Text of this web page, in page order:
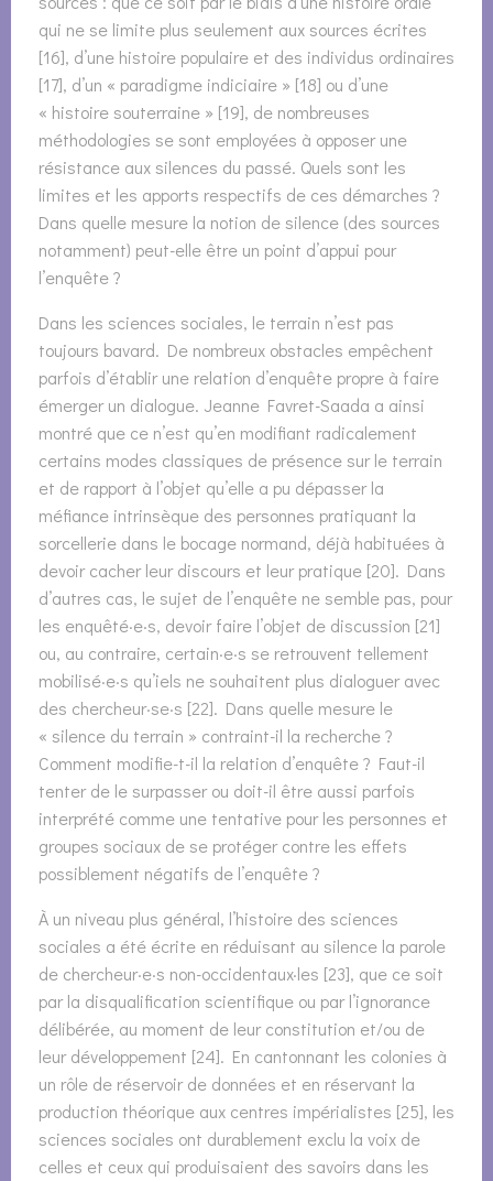
qui ne se limite plus seulement aux sources écrites
[16], d’une histoire populaire et des individus ordinaires
[17], d’un « paradigme indiciaire » [18] ou d’une
« histoire souterraine » [19], de nombreuses
méthodologies se sont employées à opposer une
résistance aux silences du passé. Quels sont les
limites et les apports respectifs de ces démarches ?
Dans quelle mesure la notion de silence (des sources
notamment) peut-elle être un point d’appui pour
l’enquête ?
Dans les sciences sociales, le terrain n’est pas
toujours bavard. De nombreux obstacles empêchent
parfois d’établir une relation d’enquête propre à faire
émerger un dialogue. Jeanne Favret-Saada a ainsi
montré que ce n’est qu’en modifiant radicalement
certains modes classiques de présence sur le terrain
et de rapport à l’objet qu’elle a pu dépasser la
méfiance intrinsèque des personnes pratiquant la
sorcellerie dans le bocage normand, déjà habituées à
devoir cacher leur discours et leur pratique [20]. Dans
d’autres cas, le sujet de l’enquête ne semble pas, pour
les enquêté·e·s, devoir faire l’objet de discussion [21]
ou, au contraire, certain·e·s se retrouvent tellement
mobilisé·e·s qu’iels ne souhaitent plus dialoguer avec
des chercheur·se·s [22]. Dans quelle mesure le
« silence du terrain » contraint-il la recherche ?
Comment modifie-t-il la relation d’enquête ? Faut-il
tenter de le surpasser ou doit-il être aussi parfois
interprété comme une tentative pour les personnes et
groupes sociaux de se protéger contre les effets
possiblement négatifs de l’enquête ?
À un niveau plus général, l’histoire des sciences
sociales a été écrite en réduisant au silence la parole
de chercheur·e·s non-occidentaux·les [23], que ce soit
par la disqualification scientifique ou par l’ignorance
délibérée, au moment de leur constitution et/ou de
leur développement [24]. En cantonnant les colonies à
un rôle de réservoir de données et en réservant la
production théorique aux centres impérialistes [25], les
sciences sociales ont durablement exclu la voix de
celles et ceux qui produisaient des savoirs dans les